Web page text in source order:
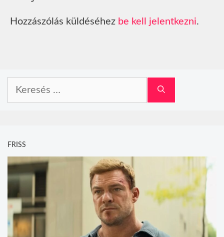
Hozzászólás küldéséhez be kell jelentkezni.
FRISS